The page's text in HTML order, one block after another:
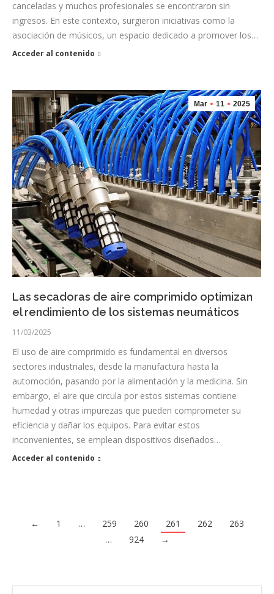
canceladas y muchos profesionales se encontraron sin
ingresos. En este contexto, surgieron iniciativas como la
asociación de músicos, un espacio dedicado a promover los…
Acceder al contenido
Mar 11 2025
Las secadoras de aire comprimido optimizan
el rendimiento de los sistemas neumáticos
11/03/2025
El uso de aire comprimido es fundamental en diversos
sectores industriales, desde la manufactura hasta la
automoción, pasando por la alimentación y la medicina. Sin
embargo, el aire que circula por estos sistemas contiene
humedad y otras impurezas que pueden comprometer su
eficiencia y dañar los equipos. Para evitar estos
inconvenientes, se emplean dispositivos diseñados…
Acceder al contenido
← 1 … 259 260 261 262
263
…
924 →